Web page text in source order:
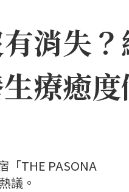
消失
療癒
「THE PASONA
議。